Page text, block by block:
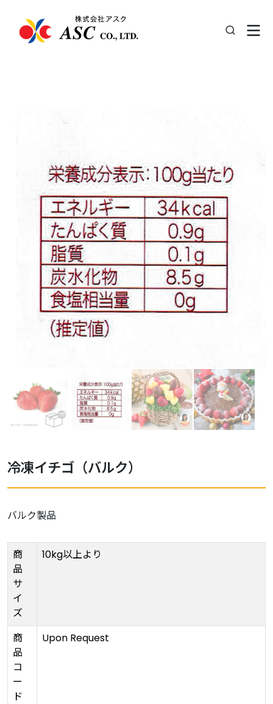
冷凍イチゴ（バルク）
バルク製品
商
品
サ
イ
ズ
10kg以上より
商
品
コ
ー
ド
Upon Request